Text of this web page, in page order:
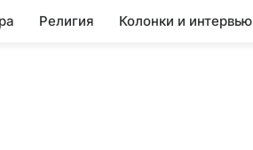
Религия Колонки и интервью